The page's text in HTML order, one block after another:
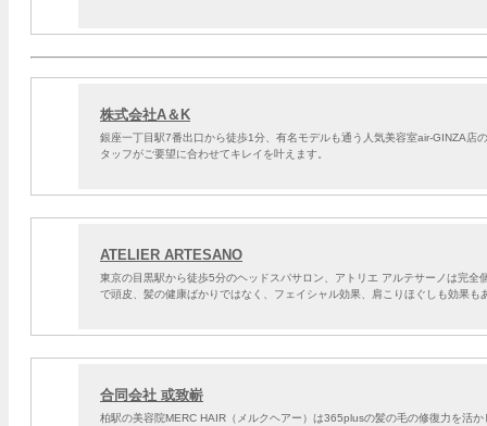
株式会社A＆K
銀座一丁目駅7番出口から徒歩1分、有名モデルも通う人気美容室air-GINZA
タッフがご要望に合わせてキレイを叶えます。
ATELIER ARTESANO
東京の目黒駅から徒歩5分のヘッドスパサロン、アトリエ アルテサーノは完
で頭皮、髪の健康ばかりではなく、フェイシャル効果、肩こりほぐしも効果
合同会社 或致嶄
柏駅の美容院MERC HAIR（メルクヘアー）は365plusの髪の毛の修復力を活